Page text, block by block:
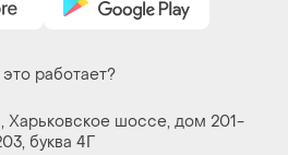
это работает?
Харьковское шоссе, дом 201-
буква 4Г